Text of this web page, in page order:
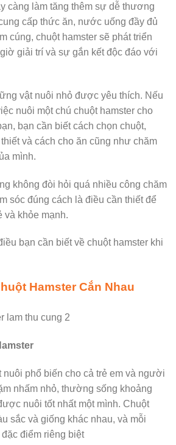
càng làm tăng thêm sự dễ thương
cấp thức ăn, nước uống đầy đủ
cúng, chuột hamster sẽ phát triển
giải trí và sự gắn kết độc đáo với
vật nuôi nhỏ được yêu thích. Nếu
nuôi một chú chuột hamster cho
bạn cần biết cách chọn chuột,
và cách cho ăn cũng như chăm
mình.
không đòi hỏi quá nhiều công chăm
sóc đúng cách là điều cần thiết để
và khỏe mạnh.
bạn cần biết về chuột hamster khi
Hamster Cắn Nhau
nuôi phổ biến cho cả trẻ em và người
nhấm nhỏ, thường sống khoảng
nuôi tốt nhất một mình. Chuột
sắc và giống khác nhau, và mỗi
điểm riêng biệt